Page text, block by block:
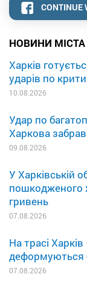
НОВИНИ МІСТА
Харків
ударів по
10.08.2026
Удар по
Харкова
09.08.2026
У Харківській
пошкодженого
гривень
07.08.2026
На трасі
деформуються
07.08.2026
CONTINUE